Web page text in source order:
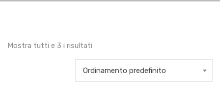
Mostra tutti e 3 i risultati
Ordinamento predefinito